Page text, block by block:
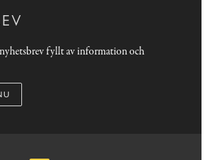
fyllt av information och